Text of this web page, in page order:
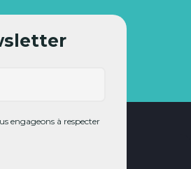
engageons à respecter